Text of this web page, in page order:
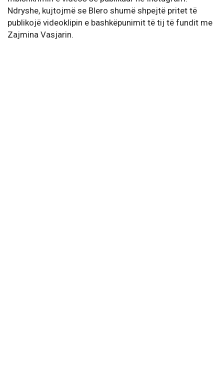
Ndryshe, kujtojmë se Blero shumë shpejtë pritet të
publikojë videoklipin e bashkëpunimit të tij të fundit me
Zajmina Vasjarin.